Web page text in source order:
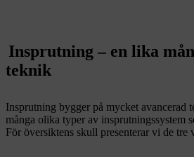
Insprutning – en lika
teknik
Insprutning bygger på mycket avancerad
många olika typer av insprutningssystem
För översiktens skull presenterar vi de tre